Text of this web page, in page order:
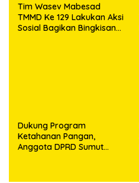
Tim Wasev Mabesad
TMMD Ke 129 Lakukan Aksi
Sosial Bagikan Bingkisan
Dukung Program
Ketahanan Pangan,
Anggota DPRD Sumut